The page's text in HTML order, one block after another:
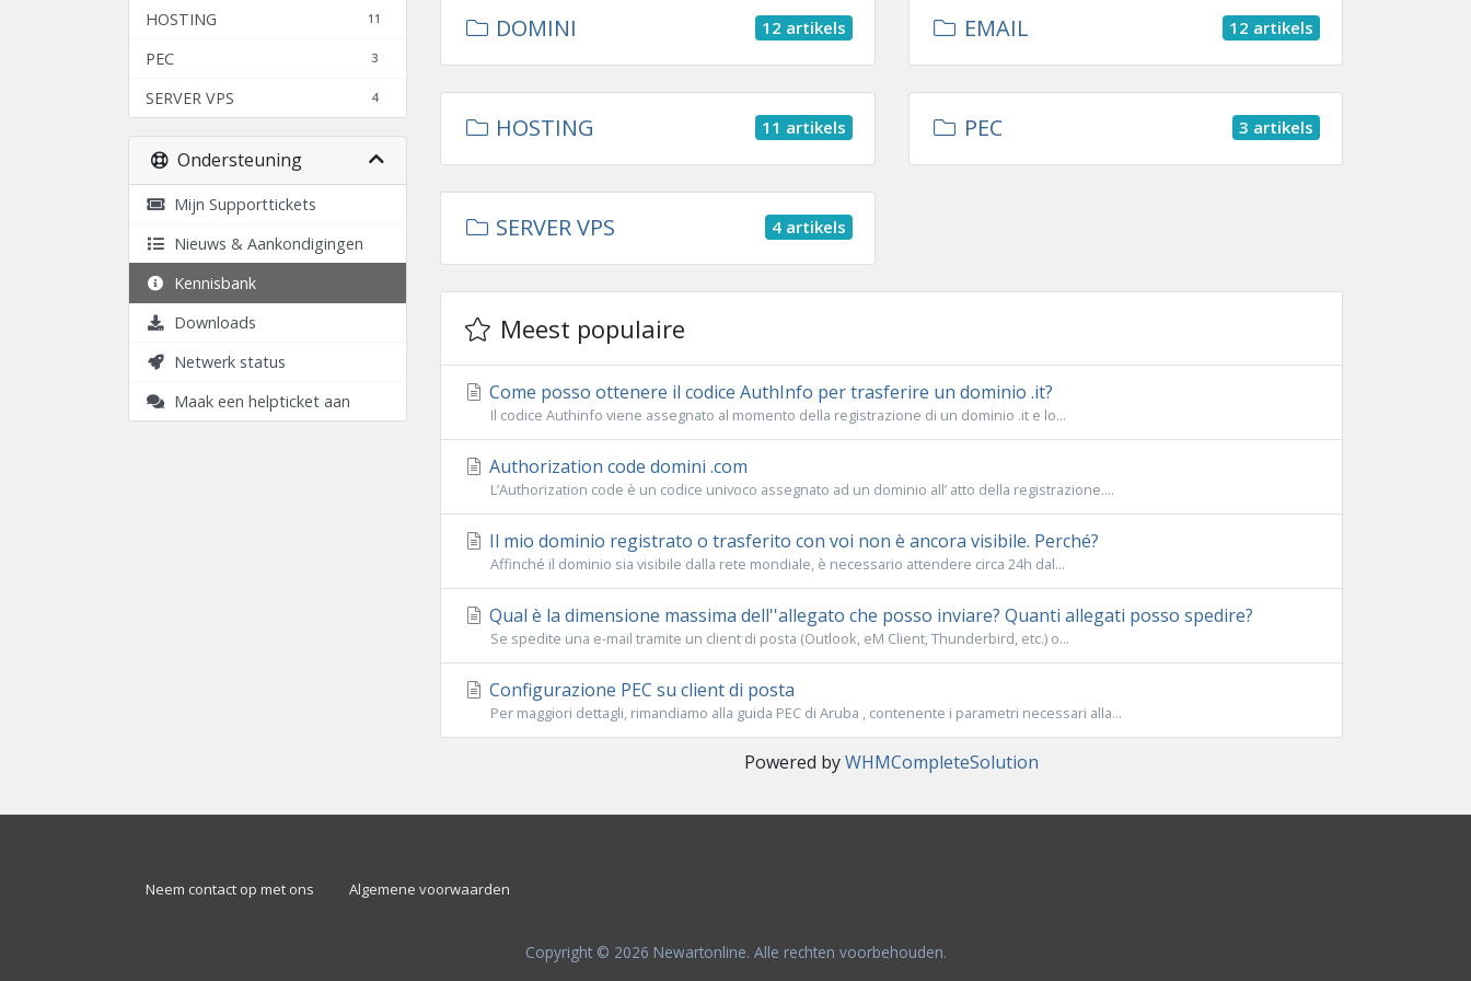
11
HOSTING
3
PEC
4
SERVER VPS
Ondersteuning
Mijn Supporttickets
Nieuws & Aankondigingen
Kennisbank
Downloads
Netwerk status
Maak een helpticket aan
12 artikels
DOMINI 12 artikels
EMAIL
11 artikels
HOSTING 3 artikels
PEC
4 artikels
SERVER VPS
Meest populaire
Come posso ottenere il codice AuthInfo per trasferire un dominio .it?
Il codice Authinfo viene assegnato al momento della registrazione di un dominio .it e lo...
Authorization code domini .com
L’Authorization code è un codice univoco assegnato ad un dominio all’ atto della registrazione....
Il mio dominio registrato o trasferito con voi non è ancora visibile. Perché?
Affinché il dominio sia visibile dalla rete mondiale, è necessario attendere circa 24h dal...
Qual è la dimensione massima dell''allegato che posso inviare? Quanti allegati posso spedire?
Se spedite una e-mail tramite un client di posta (Outlook, eM Client, Thunderbird, etc.) o...
Configurazione PEC su client di posta
Per maggiori dettagli, rimandiamo alla guida PEC di Aruba , contenente i parametri necessari alla...
Powered byWHMCompleteSolution
Neem contact op met ons Algemene voorwaarden
Copyright © 2026 Newartonline. Alle rechten voorbehouden.